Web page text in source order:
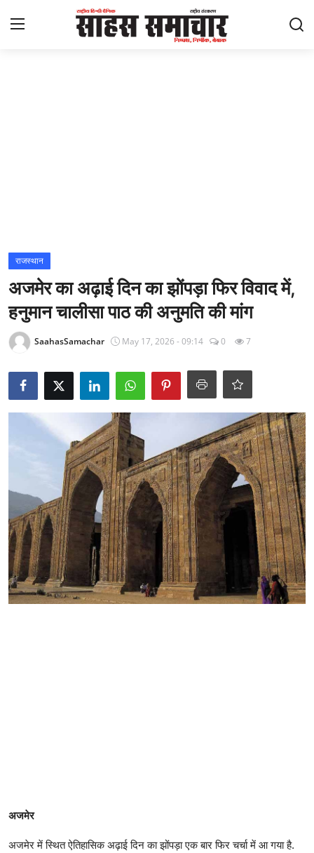
राज्य
अंतराष्ट्रीय
राजनीति
Epaper
टेक
राजस्थान
अजमेर का अढ़ाई दिन का झोंपड़ा फिर विवाद में,
हनुमान चालीसा पाठ की अनुमति की मांग
SaahasSamachar May 17, 2026 - 09:14 0 7
अजमेर
अजमेर में स्थित ऐतिहासिक अढ़ाई दिन का झोंपड़ा एक बार फिर चर्चा में आ गया है.